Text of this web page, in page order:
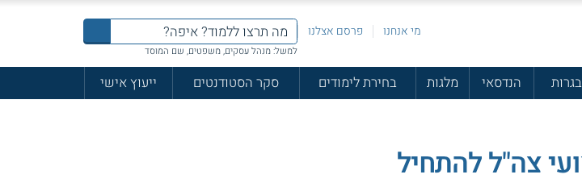
מי אנחנו פרסם אצלנו
למשל: מנהל עסקים, משפטים, שם המוסד
הנדסאי מלגות בחירת לימודים סקר הסטודנטים
ייעוץ אישי
צה"ל להתחיל